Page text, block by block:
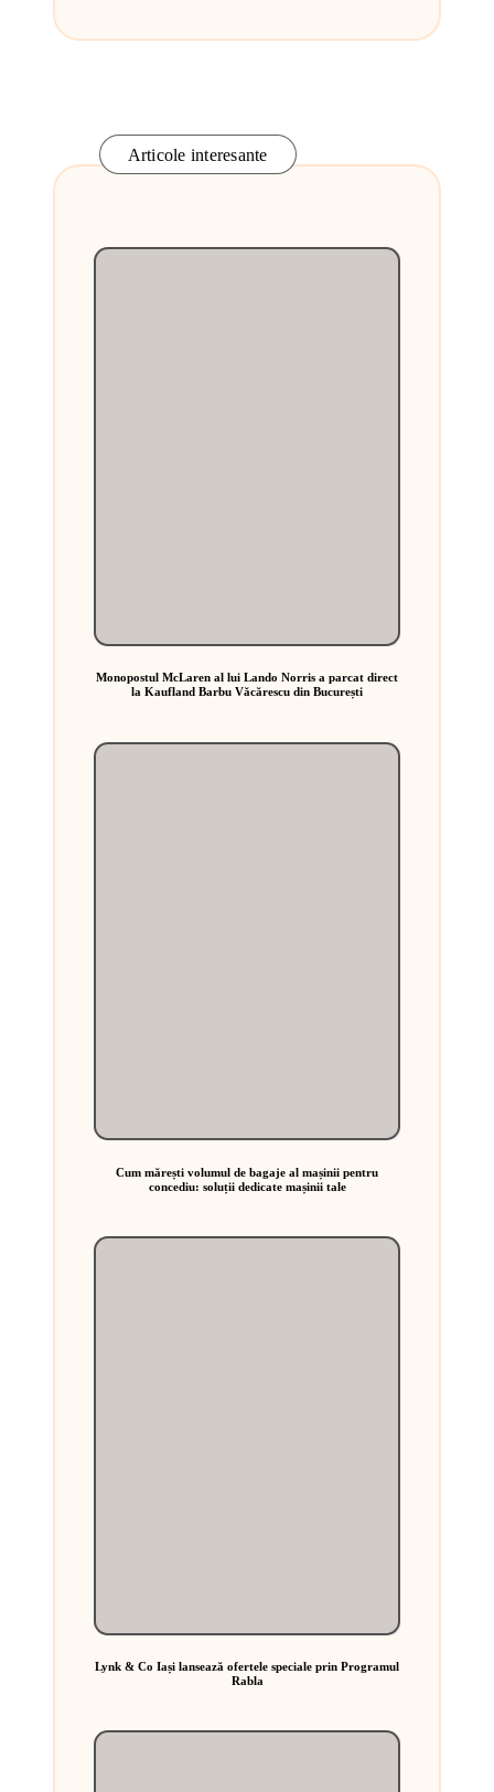
Articole interesante
Monopostul McLaren al lui Lando Norris a parcat direct
la Kaufland Barbu Văcărescu din București
Cum mărești volumul de bagaje al mașinii pentru
concediu: soluții dedicate mașinii tale
Lynk & Co Iași lansează ofertele speciale prin Programul
Rabla